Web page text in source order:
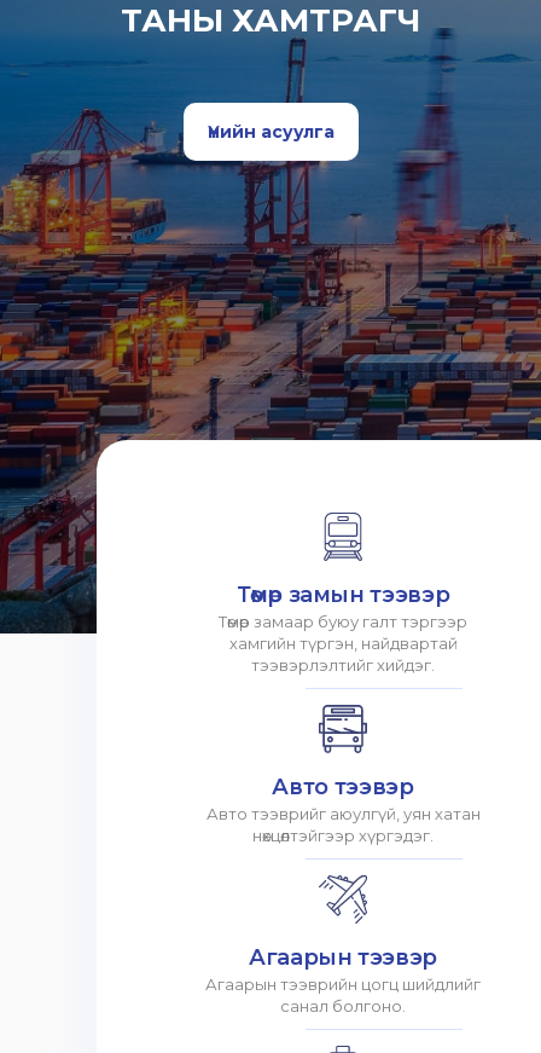
ТАНЫ ХАМТРАГЧ
Үнийн асуулга
Төмөр замын тээвэр
Төмөр замаар буюу галт тэргээр
хамгийн түргэн, найдвартай
тээвэрлэлтийг хийдэг.
Авто тээвэр
Авто тээврийг аюулгүй, уян хатан
нөхцөлтэйгээр хүргэдэг.
Агаарын тээвэр
Агаарын тээврийн цогц шийдлийг
санал болгоно.